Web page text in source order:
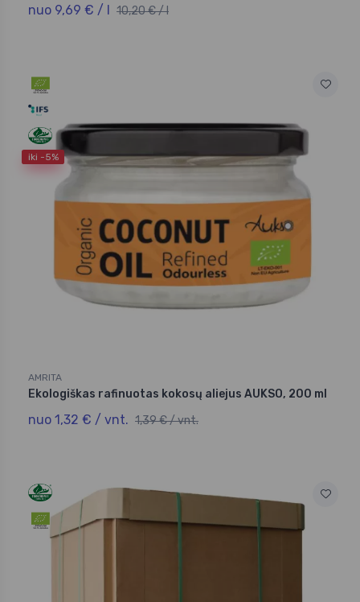
nuo 9,69 € / l 10,20 € / l
iki -5%
AMRITA
Ekologiškas rafinuotas kokosų aliejus AUKSO, 200 ml
nuo 1,32 € / vnt. 1,39 € / vnt.